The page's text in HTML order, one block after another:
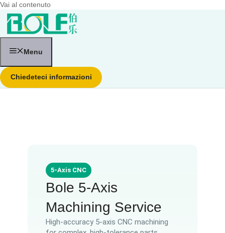
Vai al contenuto
Menu
Chiedeteci informazioni
5-Axis CNC
Bole 5-Axis
Machining Service
High-accuracy 5-axis CNC machining